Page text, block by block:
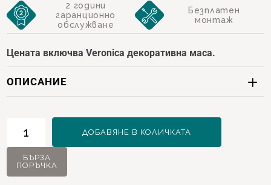
2 години
гаранционно
обслужване
Безплатен
монтаж
Цената включва Veronica декоративна маса.
ОПИСАНИЕ
Veronica
Декоративна
ДОБАВЯНЕ В КОЛИЧКАТА
БЪРЗА
ПОРЪЧКА